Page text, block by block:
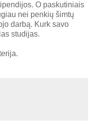
O paskutiniais
nei penkių šimtų
darbą. Kurk savo
studijas.